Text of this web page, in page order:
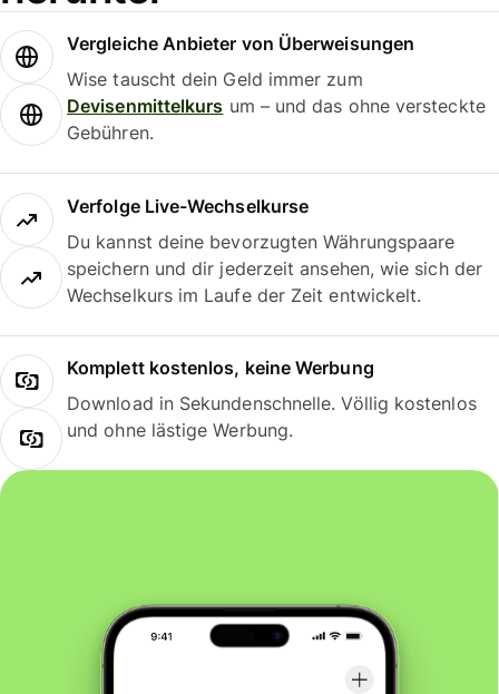
Vergleiche Anbieter von Überweisungen
Wise tauscht dein Geld immer zum
Devisenmittelkurs um – und das ohne versteckte
Gebühren.
Verfolge Live-Wechselkurse
Du kannst deine bevorzugten Währungspaare
speichern und dir jederzeit ansehen, wie sich der
Wechselkurs im Laufe der Zeit entwickelt.
Komplett kostenlos, keine Werbung
Download in Sekundenschnelle. Völlig kostenlos
und ohne lästige Werbung.